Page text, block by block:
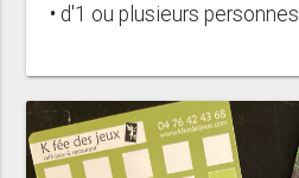
• d'1 ou plusieurs personnes